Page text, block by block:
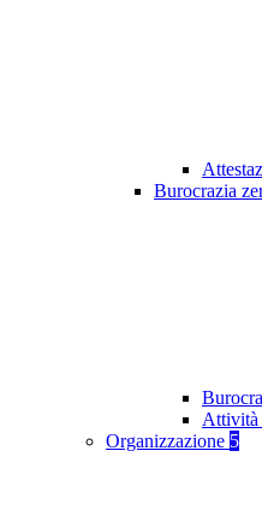
Burocrazia
Attività
Organizzazione 5